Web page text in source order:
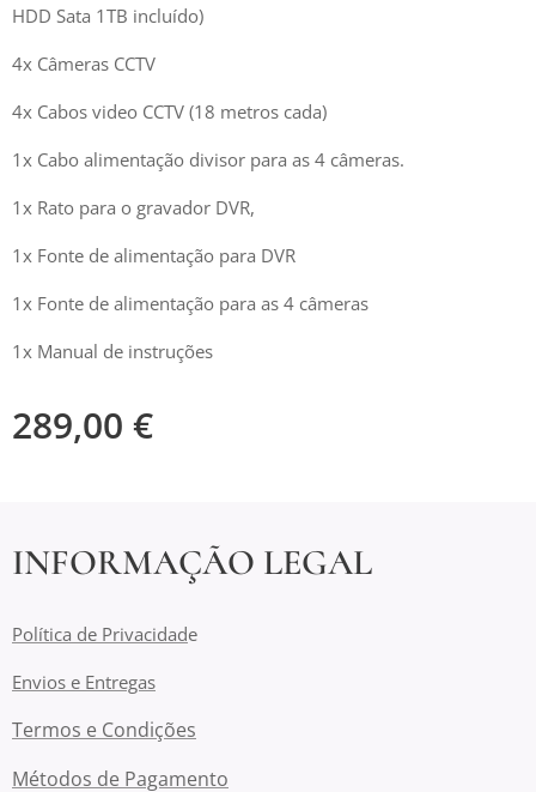
HDD Sata 1TB incluído)
4x Câmeras CCTV
4x Cabos video CCTV (18 metros cada)
1x Cabo alimentação divisor para as 4 câmeras.
1x Rato para o gravador DVR,
1x Fonte de alimentação para DVR
1x Fonte de alimentação para as 4 câmeras
1x Manual de instruções
289,00 €
INFORMAÇÃO LEGAL
Política de Privacidade
Envios e Entregas
Termos e Condições
Métodos de Pagamento